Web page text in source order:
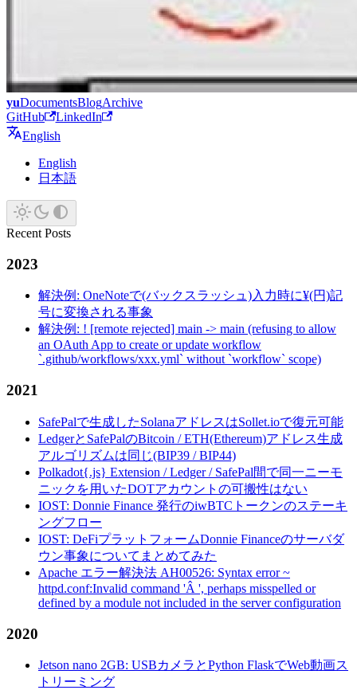
yuDocumentsBlogArchive
GitHub
LinkedIn
English
English
日本語
Recent Posts
2023
解決例: OneNoteで(バックスラッシュ)入力時に¥(円)記
号に変換される事象
解決例: ! [remote rejected] main -> main (refusing to allow
an OAuth App to create or update workflow
`.github/workflows/xxx.yml` without `workflow` scope)
2021
SafePalで生成したSolanaアドレスはSollet.ioで復元可能
LedgerとSafePalのBitcoin / ETH(Ethereum)アドレス生成
アルゴリズムは同じ(BIP39 / BIP44)
Polkadot{.js} Extension / Ledger / SafePal間で同一ニーモ
ニックを用いたDOTアカウントの可搬性はない
IOST: Donnie Finance 発行のiwBTCトークンのステーキ
ングフロー
IOST: DeFiプラットフォームDonnie Financeのサーバダ
ウン事象についてまとめてみた
Apache エラー解決法 AH00526: Syntax error ~
httpd.conf:Invalid command 'Â ', perhaps misspelled or
defined by a module not included in the server configuration
2020
Jetson nano 2GB: USBカメラとPython FlaskでWeb動画ス
トリーミング